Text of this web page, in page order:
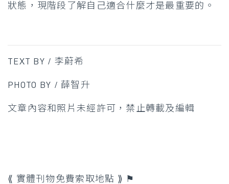
狀態，現階段了解自己適合什麼才是最重要的。
TEXT BY / 李蔚希
PHOTO BY / 薛智升
文章內容和照片未經許可，禁止轉載及編輯
⟪ 實體刊物免費索取地點 ⟫ ⚑​